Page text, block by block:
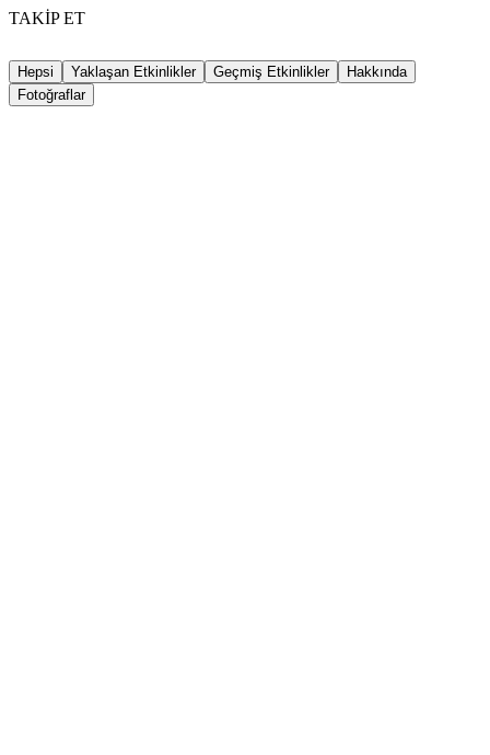
TAKİP ET
Hepsi Yaklaşan Etkinlikler Geçmiş Etkinlikler
Hakkında
Fotoğraflar